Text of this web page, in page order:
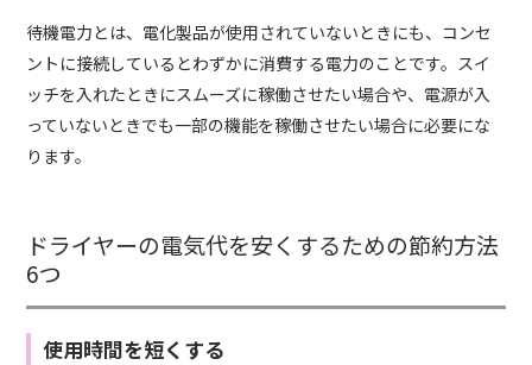
待機電力とは、電化製品が使用されていないときにも、コンセ
ントに接続しているとわずかに消費する電力のことです。スイ
ッチを入れたときにスムーズに稼働させたい場合や、電源が入
っていないときでも一部の機能を稼働させたい場合に必要にな
ります。
ドライヤーの電気代を安くするための節約方法
6つ
使用時間を短くする